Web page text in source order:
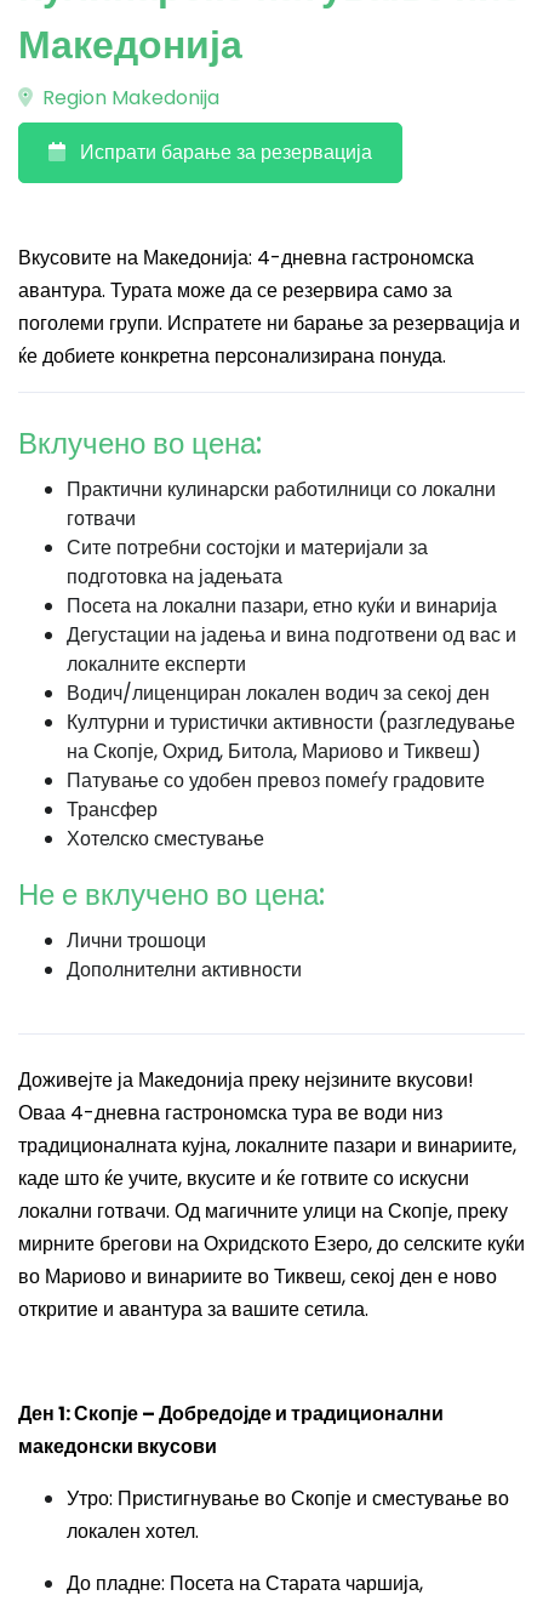
Македонија
Region Makedonija
Испрати барање за резервација
Вкусовите на Македонија: 4-дневна гастрономска
авантура. Турата може да се резервира само за
поголеми групи. Испратете ни барање за резервација и
ќе добиете конкретна персонализирана понуда.
Вклучено во цена:
Практични кулинарски работилници со локални
готвачи
Сите потребни состојки и материјали за
подготовка на јадењата
Посета на локални пазари, етно куќи и винарија
Дегустации на јадења и вина подготвени од вас и
локалните експерти
Водич/лиценциран локален водич за секој ден
Културни и туристички активности (разгледување
на Скопје, Охрид, Битола, Мариово и Тиквеш)
Патување со удобен превоз помеѓу градовите
Трансфер
Хотелско сместување
Не е вклучено во цена:
Лични трошоци
Дополнителни активности
Доживејте ја Македонија преку нејзините вкусови!
Оваа 4-дневна гастрономска тура ве води низ
традиционалната кујна, локалните пазари и винариите,
каде што ќе учите, вкусите и ќе готвите со искусни
локални готвачи. Од магичните улици на Скопје, преку
мирните брегови на Охридското Езеро, до селските куќи
во Мариово и винариите во Тиквеш, секој ден е ново
откритие и авантура за вашите сетила.
Ден 1: Скопје – Добредојде и традиционални
македонски вкусови
Утро: Пристигнување во Скопје и сместување во
локален хотел.
До пладне: Посета на Старата чаршија,